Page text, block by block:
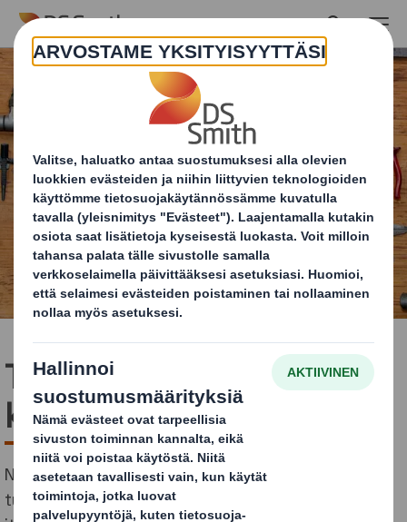
Skip to main content
Tee-se-itse-tuotteet ja
kalusteet
Nykyään valtaosa kuluttajista ostaa laitteensa,
tuotteensa ja osittain myös huonekalunsa suurista